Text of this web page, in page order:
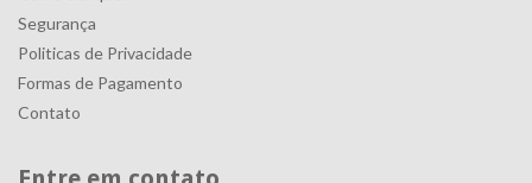
Segurança
Politicas de Privacidade
Formas de Pagamento
Contato